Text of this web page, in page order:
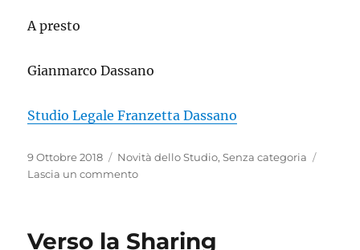
A presto
Gianmarco Dassano
Studio Legale Franzetta Dassano
Pubblicato
il
9 Ottobre 2018 Categorie
Novità dello Studio,Senza categoria
Lascia un commentosu
Verso la Sharing